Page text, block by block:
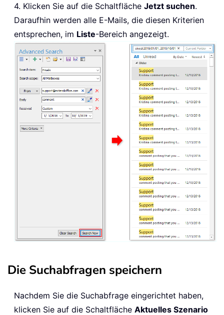
4. Klicken Sie auf die Schaltfläche Jetzt suchen.
Daraufhin werden alle E-Mails, die diesen Kriterien
entsprechen, im Liste-Bereich angezeigt.
Die Suchabfragen speichern
Nachdem Sie die Suchabfrage eingerichtet haben,
klicken Sie auf die Schaltfläche Aktuelles Szenario